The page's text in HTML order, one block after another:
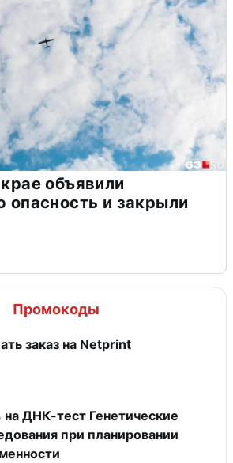
объявили
опасность и закрыли
Промокоды
заказ на Netprint
на ДНК-тест Генетические
при планировании